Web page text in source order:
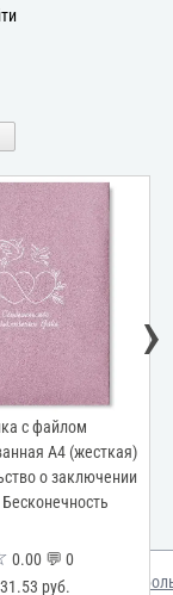
с файлом
А4 (жесткая)
о заключении
0.00 💬 0
руб.
›
опыта. Узнать